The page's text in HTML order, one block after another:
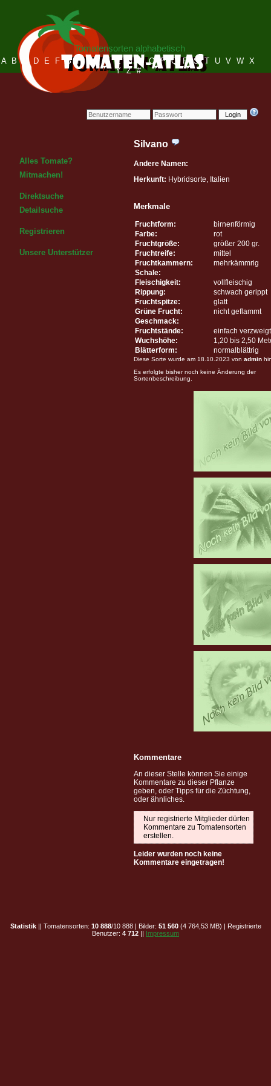
Login
Tomatensorten alphabetisch
A B C D E F G H I J K L M N O P Q R S T U V W X
Y Z #
Alles Tomate?
Mitmachen!
Direktsuche
Detailsuche
Registrieren
Unsere Unterstützer
Silvano
Andere Namen:
Herkunft: Hybridsorte, Italien
Merkmale
Fruchtform:
birnenförmig
Farbe:
rot
Fruchtgröße:
größer 200 gr.
Fruchtreife:
mittel
Fruchtkammern:
mehrkämmrig
Schale:
Fleischigkeit:
vollfleischig
Rippung:
schwach gerippt
Fruchtspitze:
glatt
Grüne Frucht:
nicht geflammt
Geschmack:
Fruchtstände:
einfach verzweigt
Wuchshöhe:
1,20 bis 2,50
Blätterform:
normalblättrig
Diese Sorte wurde am 18.10.2023 von admin
Es erfolgte bisher noch keine Änderung der
Sortenbeschreibung.
Kommentare
An dieser Stelle können Sie einige
Kommentare zu dieser Pflanze
geben, oder Tipps für die Züchtung,
oder ähnliches.
Nur registrierte Mitglieder dürfen
Kommentare zu Tomatensorten
erstellen.
Leider wurden noch keine
Kommentare eingetragen!
Statistik|| Tomatensorten: 10 888/10 888 | Bilder: 51 560(4 764,53 MB) | Registrierte
Benutzer: 4 712 || Impressum